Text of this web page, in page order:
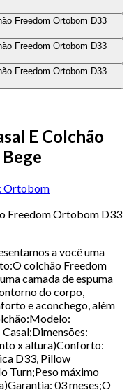
E Colchão
Ortobom
Freedom Ortobom D33
a você uma
colchão Freedom
camada de espuma
do corpo,
e aconchego, além
x altura)Conforto:
D33, Pillow
Turn;Peso máximo
03 meses;O